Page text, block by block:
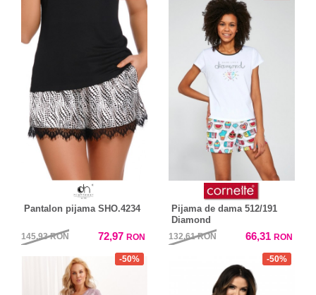
Pantalon pijama SHO.4234
145,93RON 72,97 RON
Pijama de dama 512/191
Diamond
132,61RON 66,31 RON
-50% -50%